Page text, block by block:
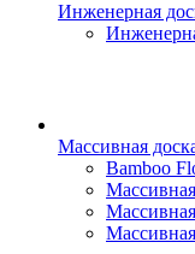
Инженерная
Массивная
Bamboo